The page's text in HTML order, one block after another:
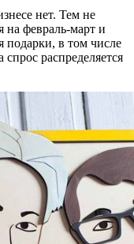
нет. Тем не
на февраль-март и
подарки, в том числе
распределяется